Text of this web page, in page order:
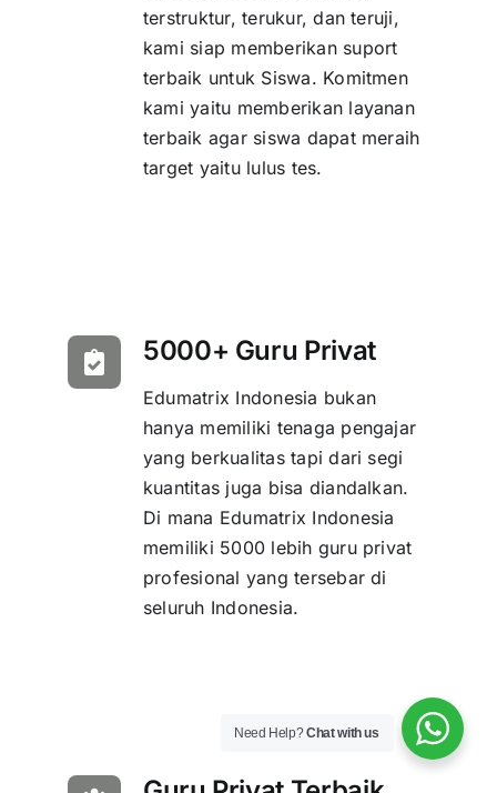
terstruktur, terukur, dan teruji,
kami siap memberikan suport
terbaik untuk Siswa. Komitmen
kami yaitu memberikan layanan
terbaik agar siswa dapat meraih
target yaitu lulus tes.
5000+ Guru Privat
Edumatrix Indonesia bukan
hanya memiliki tenaga pengajar
yang berkualitas tapi dari segi
kuantitas juga bisa diandalkan.
Di mana Edumatrix Indonesia
memiliki 5000 lebih guru privat
profesional yang tersebar di
seluruh Indonesia.
Need Help?Chat with us